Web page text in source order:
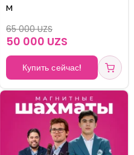
м
65 000 UZS
50 000 UZS
Купить сейчас!